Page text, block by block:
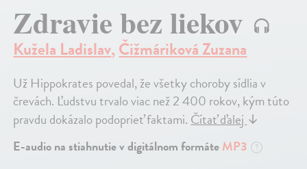
Zdravie bez liekov
Kužela Ladislav,Čižmáriková Zuzana
Už Hippokrates povedal, že všetky choroby sídlia v
črevách. Ľudstvu trvalo viac než 2 400 rokov, kým túto
pravdu dokázalo podoprieť faktami.Čítať ďalej↓
E-audio na stiahnutie v digitálnom formáteMP3 ?